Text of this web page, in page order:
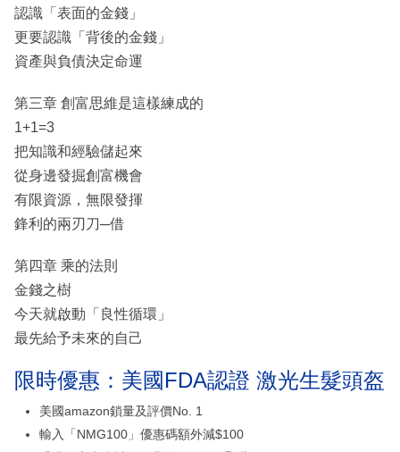
認識「表面的金錢」
更要認識「背後的金錢」
資產與負債決定命運
第三章 創富思維是這樣練成的
1+1=3
把知識和經驗儲起來
從身邊發掘創富機會
有限資源，無限發揮
鋒利的兩刃刀─借
第四章 乘的法則
金錢之樹
今天就啟動「良性循環」
最先給予未來的自己
限時優惠：美國FDA認證 激光生髮頭盔
美國amazon鎖量及評價No. 1
輸入「NMG100」優惠碼額外減$100